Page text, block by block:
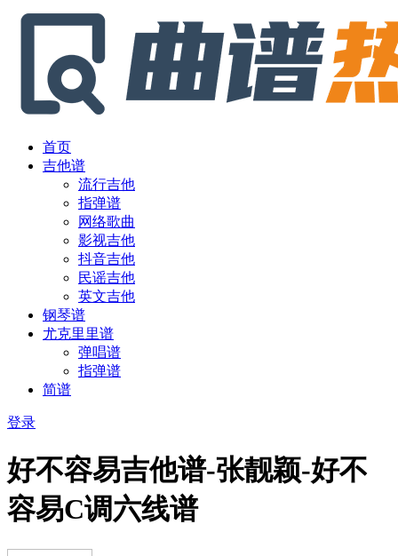
首页
吉他谱
流行吉他
指弹谱
网络歌曲
影视吉他
抖音吉他
民谣吉他
英文吉他
钢琴谱
尤克里里谱
弹唱谱
指弹谱
简谱
登录
好不容易吉他谱-张靓颖-好不
容易C调六线谱